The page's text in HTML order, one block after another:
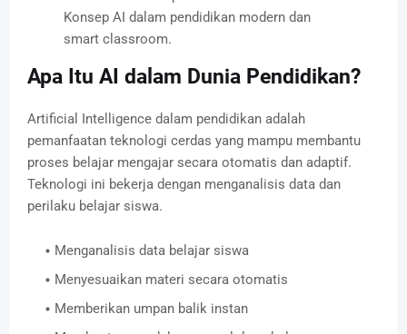
Konsep AI dalam pendidikan modern dan
smart classroom.
Apa Itu AI dalam Dunia Pendidikan?
Artificial Intelligence dalam pendidikan adalah
pemanfaatan teknologi cerdas yang mampu membantu
proses belajar mengajar secara otomatis dan adaptif.
Teknologi ini bekerja dengan menganalisis data dan
perilaku belajar siswa.
Menganalisis data belajar siswa
Menyesuaikan materi secara otomatis
Memberikan umpan balik instan